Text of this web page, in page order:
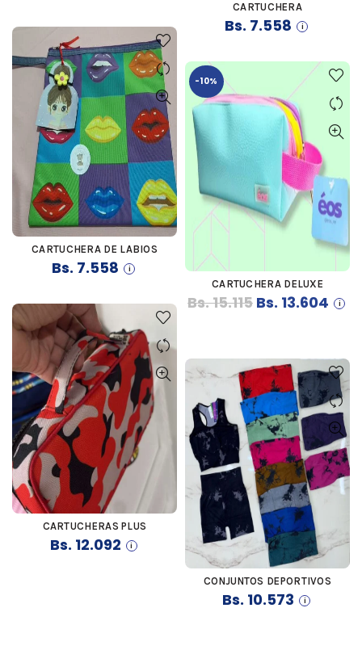
COMPRAR
CARTUCHERA
Bs. 7.558
COMPRAR
CARTUCHERA DE LABIOS
Bs. 7.558
-10%
COMPRAR
CARTUCHERA DELUXE
Bs.15.115 El
era:
Bs. 15.115.
Bs. 13.604 El
es:
Bs.
COMPRAR
CARTUCHERAS PLUS
Bs. 12.092
COMPRAR
CONJUNTOS DEPORTIVOS
Bs. 10.573